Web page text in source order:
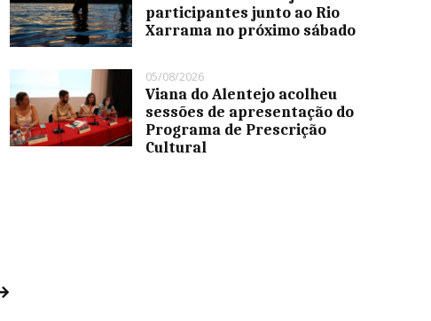
participantes junto ao Rio
Xarrama no próximo sábado
05/08/2026
Viana do Alentejo acolheu
sessões de apresentação do
Programa de Prescrição
Cultural